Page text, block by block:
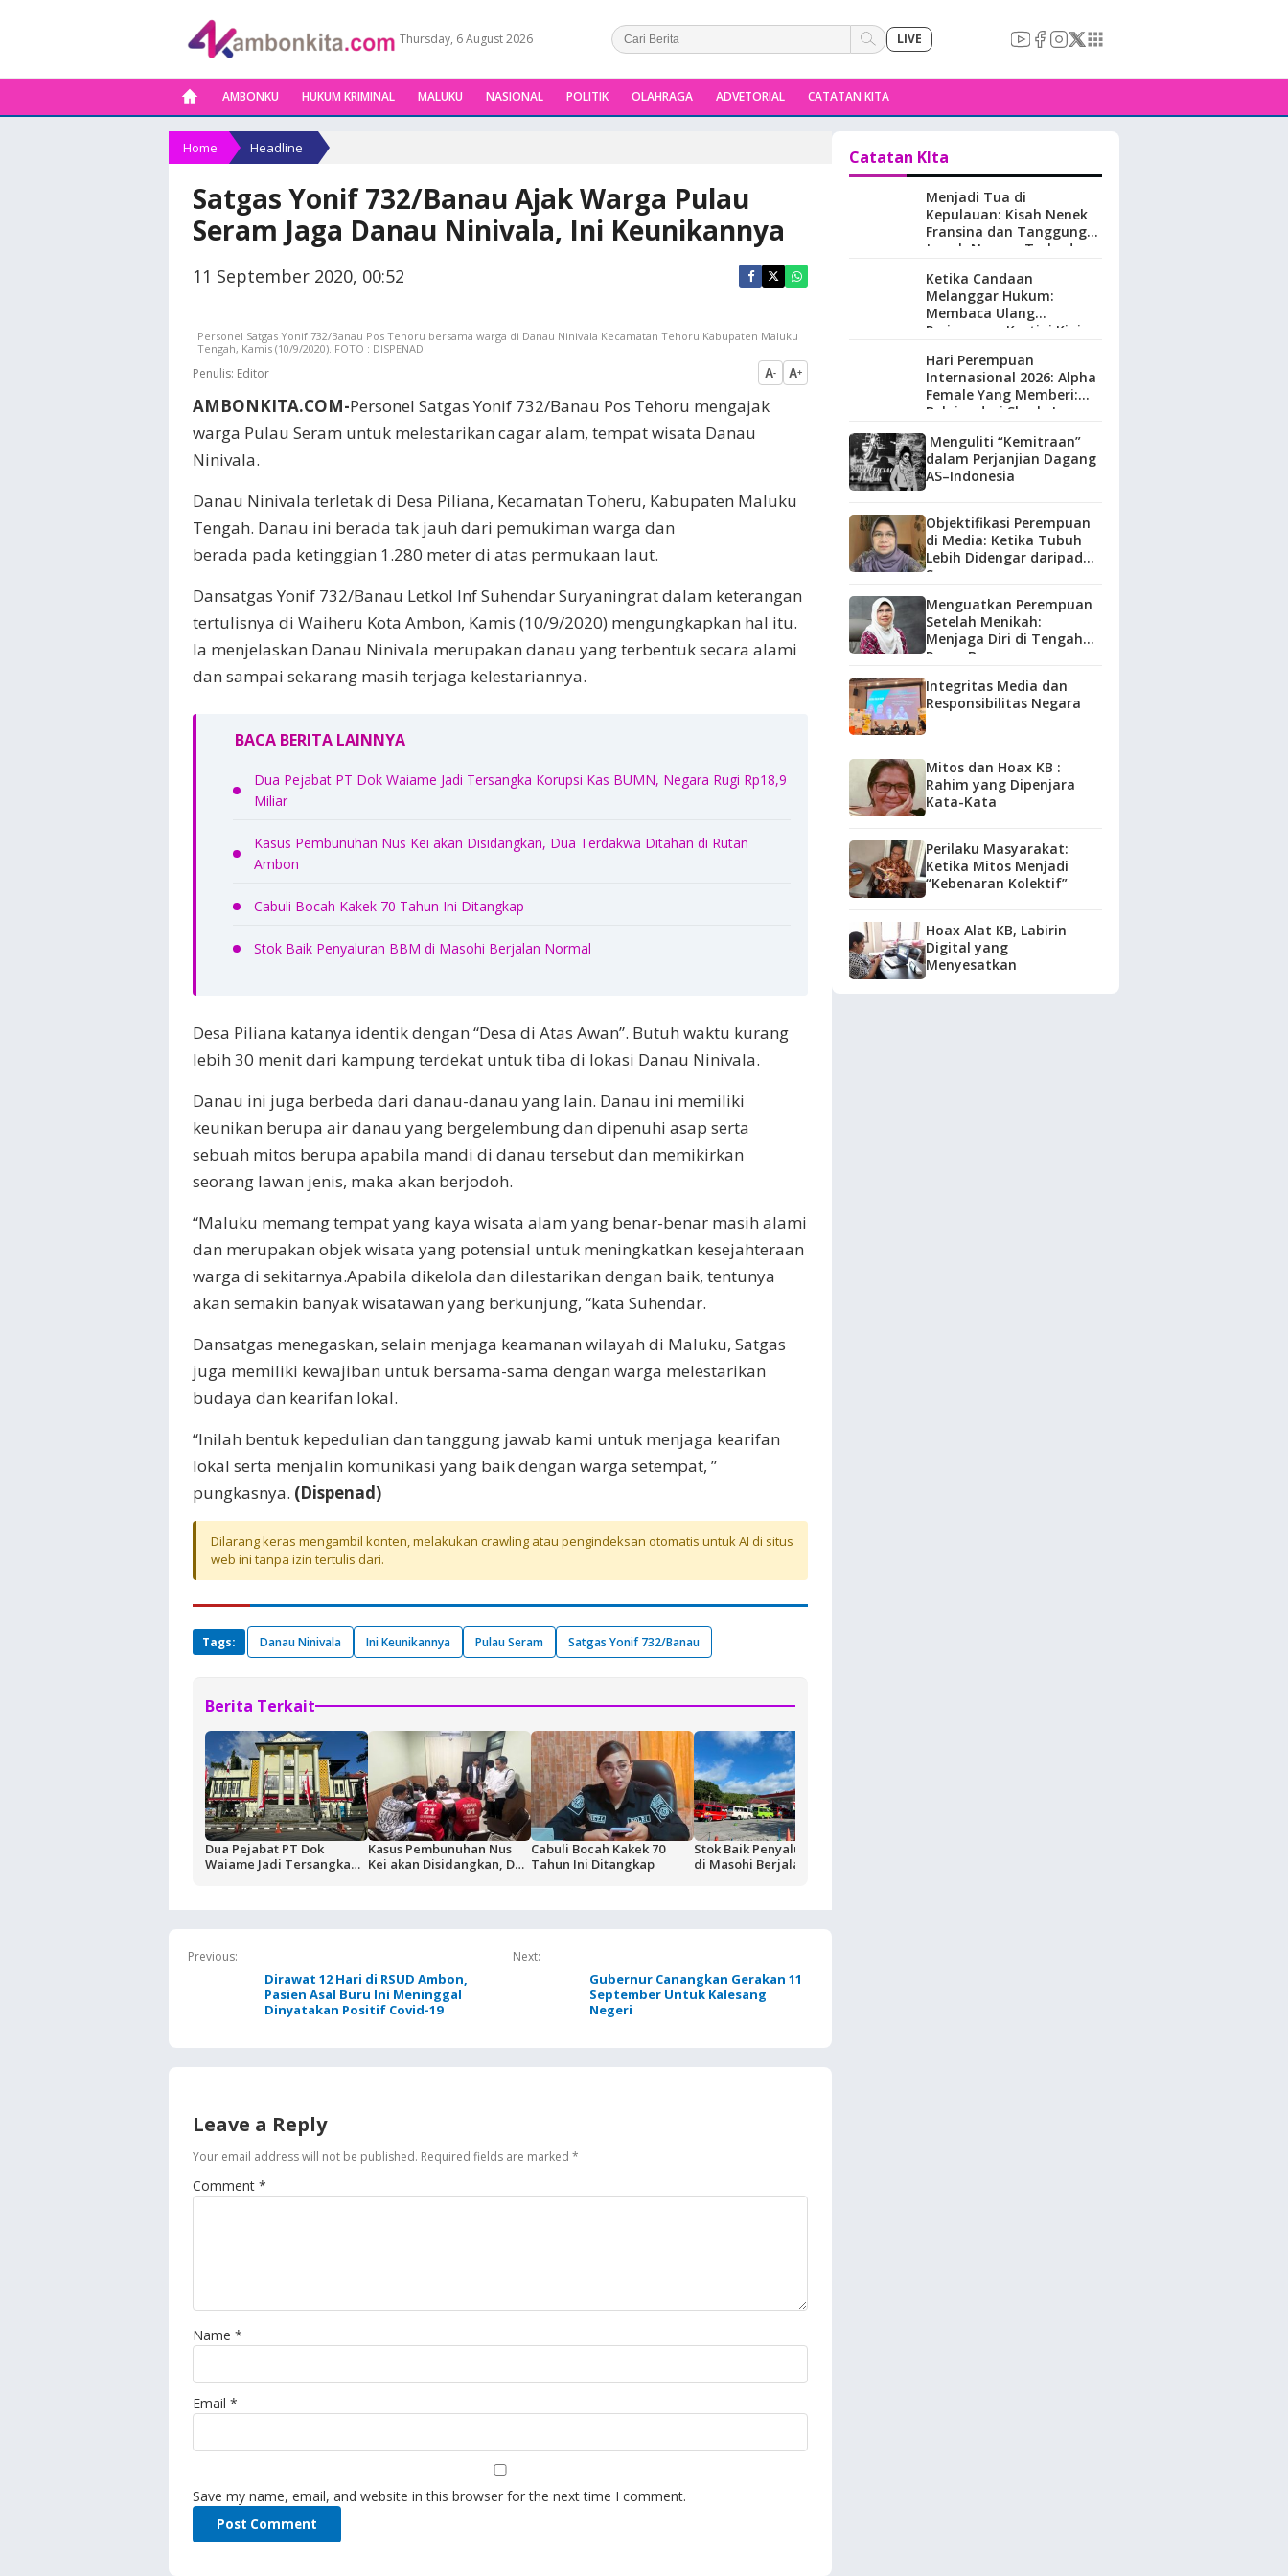
Thursday, 6 August 2026 LIVE
AMBONKU HUKUM KRIMINAL MALUKU NASIONAL POLITIK OLAHRAGA ADVETORIAL CATATAN KITA
Home Headline
Satgas Yonif 732/Banau Ajak Warga Pulau
Seram Jaga Danau Ninivala, Ini Keunikannya
11 September 2020, 00:52
Personel Satgas Yonif 732/Banau Pos Tehoru bersama warga di Danau Ninivala Kecamatan Tehoru Kabupaten Maluku
Tengah, Kamis (10/9/2020). FOTO : DISPENAD
Penulis: Editor A- A+
AMBONKITA.COM-Personel Satgas Yonif 732/Banau Pos Tehoru mengajak
warga Pulau Seram untuk melestarikan cagar alam, tempat wisata Danau
Ninivala.
Danau Ninivala terletak di Desa Piliana, Kecamatan Toheru, Kabupaten Maluku
Tengah. Danau ini berada tak jauh dari pemukiman warga dan
berada pada ketinggian 1.280 meter di atas permukaan laut.
Dansatgas Yonif 732/Banau Letkol Inf Suhendar Suryaningrat dalam keterangan
tertulisnya di Waiheru Kota Ambon, Kamis (10/9/2020) mengungkapkan hal itu.
Ia menjelaskan Danau Ninivala merupakan danau yang terbentuk secara alami
dan sampai sekarang masih terjaga kelestariannya.
BACA BERITA LAINNYA
Dua Pejabat PT Dok Waiame Jadi Tersangka Korupsi Kas BUMN, Negara Rugi Rp18,9
Miliar
Kasus Pembunuhan Nus Kei akan Disidangkan, Dua Terdakwa Ditahan di Rutan
Ambon
Cabuli Bocah Kakek 70 Tahun Ini Ditangkap
Stok Baik Penyaluran BBM di Masohi Berjalan Normal
Desa Piliana katanya identik dengan “Desa di Atas Awan”. Butuh waktu kurang
lebih 30 menit dari kampung terdekat untuk tiba di lokasi Danau Ninivala.
Danau ini juga berbeda dari danau-danau yang lain. Danau ini memiliki
keunikan berupa air danau yang bergelembung dan dipenuhi asap serta
sebuah mitos berupa apabila mandi di danau tersebut dan memikirkan
seorang lawan jenis, maka akan berjodoh.
“Maluku memang tempat yang kaya wisata alam yang benar-benar masih alami
dan merupakan objek wisata yang potensial untuk meningkatkan kesejahteraan
warga di sekitarnya.Apabila dikelola dan dilestarikan dengan baik, tentunya
akan semakin banyak wisatawan yang berkunjung, “kata Suhendar.
Dansatgas menegaskan, selain menjaga keamanan wilayah di Maluku, Satgas
juga memiliki kewajiban untuk bersama-sama dengan warga melestarikan
budaya dan kearifan lokal.
“Inilah bentuk kepedulian dan tanggung jawab kami untuk menjaga kearifan
lokal serta menjalin komunikasi yang baik dengan warga setempat, ”
pungkasnya. (Dispenad)
Dilarang keras mengambil konten, melakukan crawling atau pengindeksan otomatis untuk AI di situs
web ini tanpa izin tertulis dari.
Tags: Danau Ninivala Ini Keunikannya Pulau Seram Satgas Yonif 732/Banau
Berita Terkait
Dua Pejabat PT Dok
Waiame Jadi Tersangka
Kasus Pembunuhan Nus
Kei akan Disidangkan, Dua
Cabuli Bocah Kakek 70
Tahun Ini Ditangkap
Stok Baik Penyaluran BBM
di Masohi Berjalan Normal
Previous:
Dirawat 12 Hari di RSUD Ambon,
Pasien Asal Buru Ini Meninggal
Dinyatakan Positif Covid-19
Next:
Gubernur Canangkan Gerakan 11
September Untuk Kalesang
Negeri
Leave a Reply
Your email address will not be published. Required fields are marked *
Comment *
Name *
Email *
Save my name, email, and website in this browser for the next time I comment.
Catatan KIta
Menjadi Tua di
Kepulauan: Kisah Nenek
Fransina dan Tanggung
Jawab Negara Terhadap
Maluku.
Ketika Candaan
Melanggar Hukum:
Membaca Ulang
Perjuangan Kartini Kini
Hari Perempuan
Internasional 2026: Alpha
Female Yang Memberi:
Belajar dari Sherly Laos
Menguliti “Kemitraan”
dalam Perjanjian Dagang
AS–Indonesia
Objektifikasi Perempuan
di Media: Ketika Tubuh
Lebih Didengar daripada
Suara
Menguatkan Perempuan
Setelah Menikah:
Menjaga Diri di Tengah
Peran Baru
Integritas Media dan
Responsibilitas Negara
Mitos dan Hoax KB :
Rahim yang Dipenjara
Kata-Kata
Perilaku Masyarakat:
Ketika Mitos Menjadi
“Kebenaran Kolektif”
Hoax Alat KB, Labirin
Digital yang
Menyesatkan